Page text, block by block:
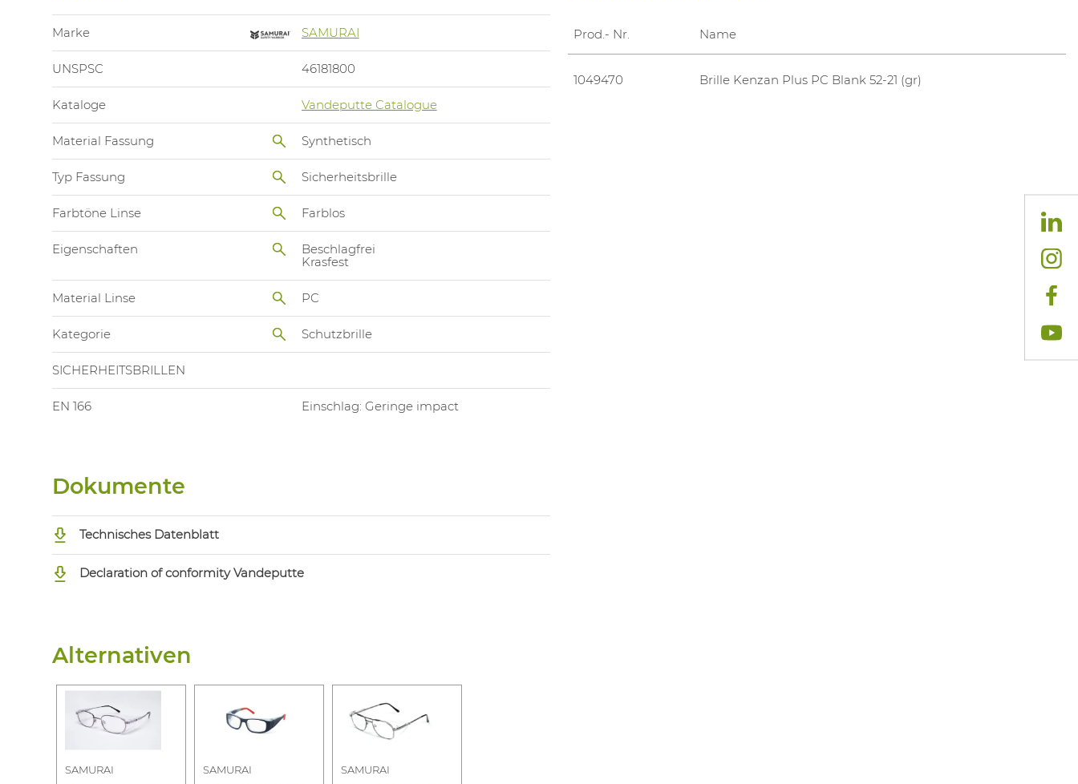
Marke SAMURAI
UNSPSC 46181800
Kataloge Vandeputte Catalogue
Material Fassung Synthetisch
Typ Fassung Sicherheitsbrille
Farbtöne Linse Farblos
Eigenschaften
Beschlagfrei
Krasfest
Material Linse PC
Kategorie Schutzbrille
SICHERHEITSBRILLEN
EN 166 Einschlag: Geringe impact
Prod.- Nr. Name
1049470 Brille Kenzan Plus PC Blank 52-21 (gr)
Dokumente
Technisches Datenblatt
Declaration of conformity Vandeputte
Alternativen
SAMURAI SAMURAI SAMURAI